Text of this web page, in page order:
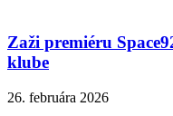
Zaži premiéru
klube
26. februára 2026